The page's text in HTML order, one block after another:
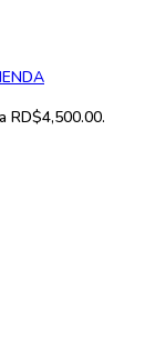
RD$4,500.00.